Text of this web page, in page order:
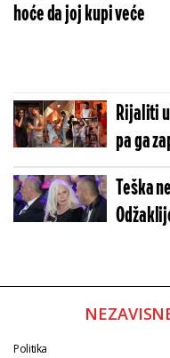
hoće da joj kupi veće
Rijaliti
pa ga
Teška
Politika